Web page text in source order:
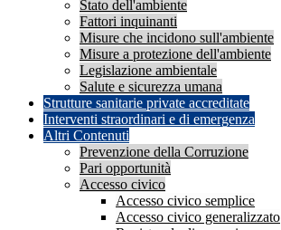
Stato dell'ambiente
Fattori inquinanti
Misure che incidono sull'ambiente
Misure a protezione dell'ambiente
Legislazione ambientale
Salute e sicurezza umana
Strutture sanitarie private accreditate
Interventi straordinari e di emergenza
Altri Contenuti
Prevenzione della Corruzione
Pari opportunità
Accesso civico
Accesso civico semplice
Accesso civico generalizzato